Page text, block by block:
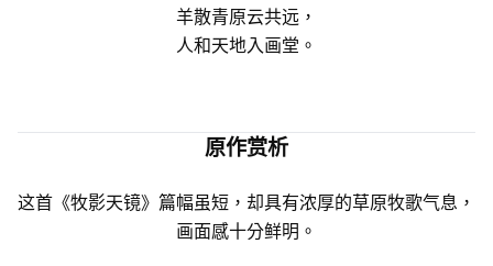
羊散青原云共远，
人和天地入画堂。
原作赏析
这首《牧影天镜》篇幅虽短，却具有浓厚的草原牧歌气息，
画面感十分鲜明。